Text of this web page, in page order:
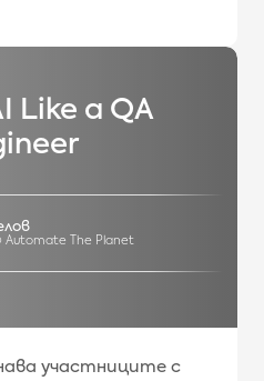
Like a QA
Automate The Planet
участниците с